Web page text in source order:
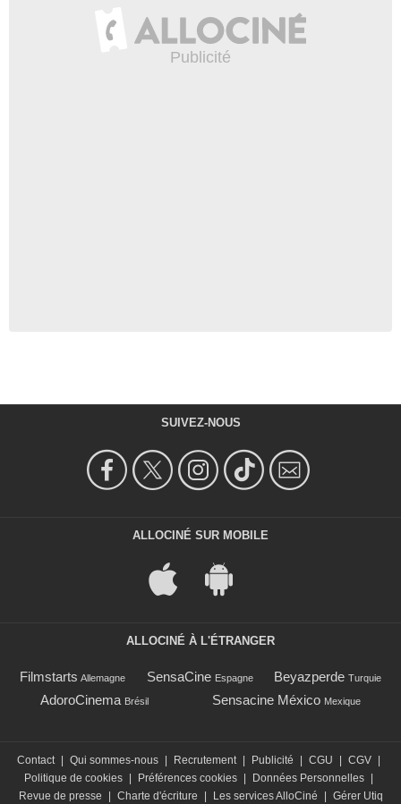
SUIVEZ-NOUS
ALLOCINÉ SUR MOBILE
ALLOCINÉ À L'ÉTRANGER
Filmstarts Allemagne SensaCine Espagne Beyazperde Turquie
AdoroCinema Brésil Sensacine México Mexique
Contact Qui sommes-nous Recrutement Publicité CGU CGV
Politique de cookies
Préférences cookies Données Personnelles
Revue de presse
Charte d'écriture Les services AlloCiné Gérer Utiq